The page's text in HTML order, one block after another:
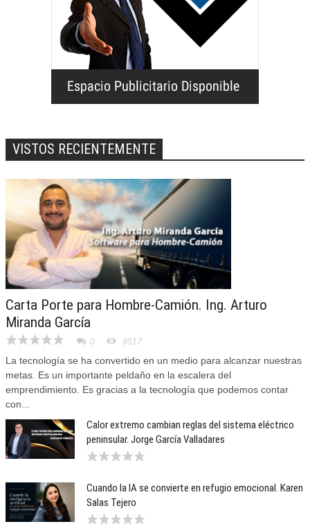
VISTOS RECIENTEMENTE
Carta Porte para Hombre-Camión. Ing. Arturo
Miranda García
0 9517
La tecnología se ha convertido en un medio para alcanzar nuestras
metas. Es un importante peldaño en la escalera del
emprendimiento. Es gracias a la tecnología que podemos contar
con...
Calor extremo cambian reglas del sistema eléctrico
peninsular. Jorge García Valladares
Cuando la IA se convierte en refugio emocional. Karen
Salas Tejero